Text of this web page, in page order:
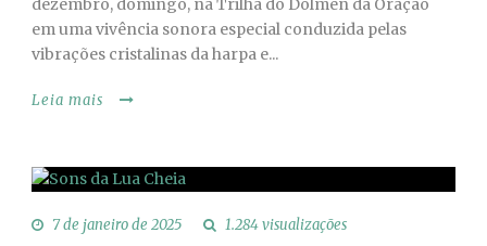
dezembro, domingo, na Trilha do Dólmen da Oração
em uma vivência sonora especial conduzida pelas
vibrações cristalinas da harpa e...
Leia mais
7 de janeiro de 2025 1.284 visualizações